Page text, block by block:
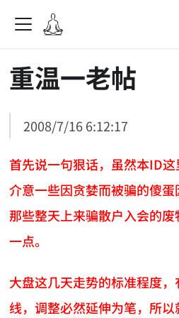
重温一老帖
2008/7/16 6:12:17
首先说一句狠话，虽然本ID
介意一些因贪婪而被骗的傻
那些整天上来骗散户入会的
一点。
大盘这几天走势的标准程度
线，调整必然延伸为笔，所